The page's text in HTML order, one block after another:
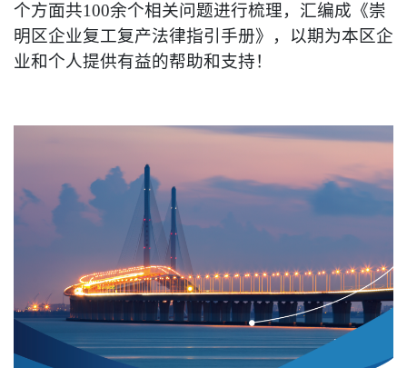
个方面共100余个相关问题进行梳理，汇编成《崇
明区企业复工复产法律指引手册》，以期为本区企
业和个人提供有益的帮助和支持！